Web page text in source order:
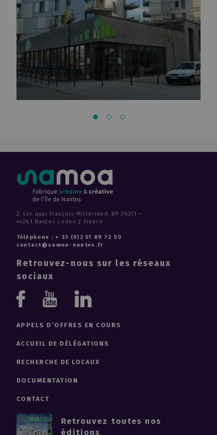
Mutuelles Harmonie Atlantique
Le Montecristo
Médiacampus
Manny
Maison Avril et Fiteau
Les Nouveaux Mondes II
Les Nouveaux Mondes I
Maison de l'avocat
Les Terrasses de L'île
Les Nefs
Les Machines de l'île
Le jardin C
Insula
Habiter les quais I
Île Extenso
Aethica
Euréka
Zero Newton®
Ehundura
École supérieure d'architecture de Nantes (Ensan)
DY25 Rive Gauche
Cours Saint - Vincent
Pépinière des biotechnologies
Antinéa
Bâtiment B
2, ter quai François-Mitterrand, BP 36311 –
44263 Nantes cedex 2 France
Téléphone : + 33 (0)2 51 89 72 50
contact@samoa-nantes.fr
Retrouvez-nous sur les réseaux
sociaux
YoutubeLinkedin
APPELS D’OFFRES EN COURS
ACCUEIL DE DÉLÉGATIONS
RECHERCHE DE LOCAUX
DOCUMENTATION
CONTACT
Retrouvez toutes nos
éditions